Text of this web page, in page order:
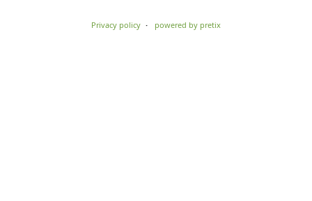
Privacy policy powered by pretix